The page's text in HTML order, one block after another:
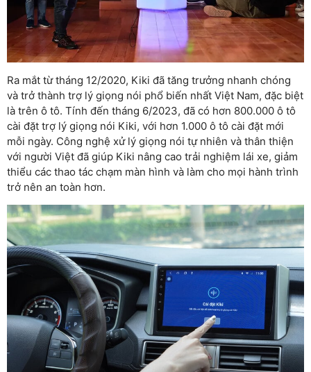
Ra mắt từ tháng 12/2020, Kiki đã tăng trưởng nhanh chóng
và trở thành trợ lý giọng nói phổ biến nhất Việt Nam, đặc biệt
là trên ô tô. Tính đến tháng 6/2023, đã có hơn 800.000 ô tô
cài đặt trợ lý giọng nói Kiki, với hơn 1.000 ô tô cài đặt mới
mỗi ngày. Công nghệ xử lý giọng nói tự nhiên và thân thiện
với người Việt đã giúp Kiki nâng cao trải nghiệm lái xe, giảm
thiểu các thao tác chạm màn hình và làm cho mọi hành trình
trở nên an toàn hơn.